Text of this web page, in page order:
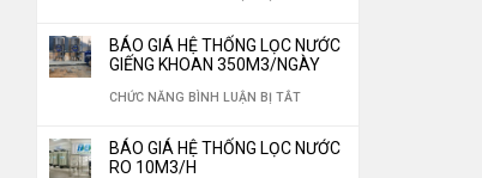
NGHIỆP
30%
LỌC
THÁNH”
TRÌNH
THIẾT
NHÀ
BÁO GIÁ HỆ THỐNG LỌC NƯỚC
GIẾNG KHOAN 350M3/NGÀY
CHỨC NĂNG BÌNH LUẬN BỊ TẮTỞ
GIÁ
BÁO GIÁ HỆ THỐNG LỌC NƯỚC
RO 10M3/H